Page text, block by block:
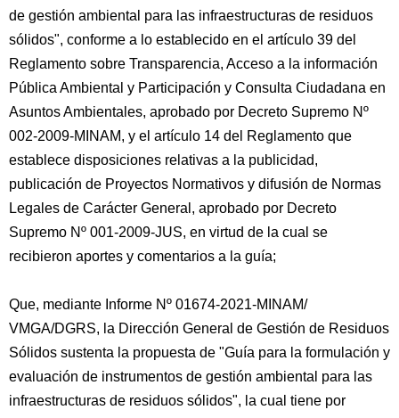
de gestión ambiental para las infraestructuras de residuos
sólidos", conforme a lo establecido en el artículo 39 del
Reglamento sobre Transparencia, Acceso a la información
Pública Ambiental y Participación y Consulta Ciudadana en
Asuntos Ambientales, aprobado por Decreto Supremo Nº
002-2009-MINAM, y el artículo 14 del Reglamento que
establece disposiciones relativas a la publicidad,
publicación de Proyectos Normativos y difusión de Normas
Legales de Carácter General, aprobado por Decreto
Supremo Nº 001-2009-JUS, en virtud de la cual se
recibieron aportes y comentarios a la guía;
Que, mediante Informe Nº 01674-2021-MINAM/
VMGA/DGRS, la Dirección General de Gestión de Residuos
Sólidos sustenta la propuesta de "Guía para la formulación y
evaluación de instrumentos de gestión ambiental para las
infraestructuras de residuos sólidos", la cual tiene por